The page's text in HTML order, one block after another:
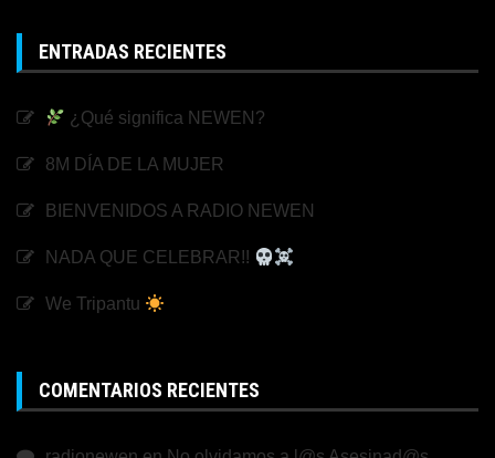
ENTRADAS RECIENTES
¿Qué significa NEWEN?
8M DÍA DE LA MUJER
BIENVENIDOS A RADIO NEWEN
NADA QUE CELEBRAR!!
We Tripantu
COMENTARIOS RECIENTES